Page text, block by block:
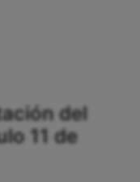
del
11 de